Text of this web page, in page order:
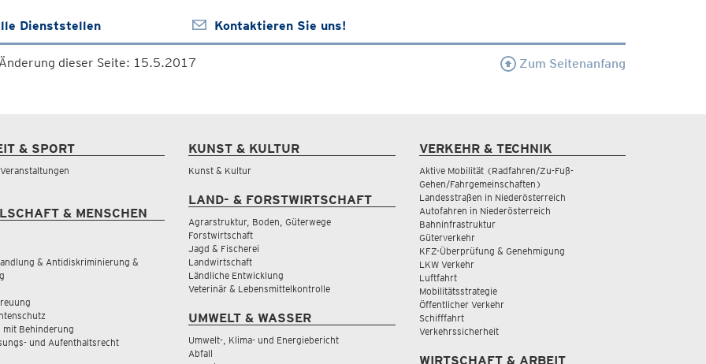
Dienststellen Kontaktieren Sie uns!
dieser Seite: 15.5.2017 Zum Seitenanfang
& SPORT
& MENSCHEN
& Antidiskriminierung &
mit Behinderung
und Aufenthaltsrecht
KUNST & KULTUR
Kunst & Kultur
LAND- & FORSTWIRTSCHAFT
Agrarstruktur, Boden, Güterwege
Forstwirtschaft
Jagd & Fischerei
Landwirtschaft
Ländliche Entwicklung
Veterinär & Lebensmittelkontrolle
UMWELT & WASSER
Umwelt-, Klima- und Energiebericht
Abfall
VERKEHR & TECHNIK
Aktive Mobilität (Radfahren/Zu-Fuß-
Gehen/Fahrgemeinschaften)
Landesstraßen in Niederösterreich
Autofahren in Niederösterreich
Bahninfrastruktur
Güterverkehr
KFZ-Überprüfung & Genehmigung
LKW Verkehr
Luftfahrt
Mobilitätsstrategie
Öffentlicher Verkehr
Schifffahrt
Verkehrssicherheit
WIRTSCHAFT & ARBEIT